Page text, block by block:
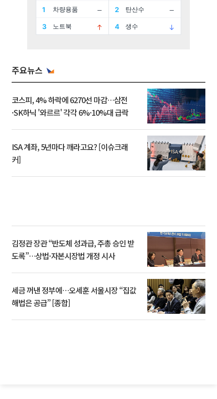
주요뉴스
코스피, 4% 하락에 6270선 마감…삼전
·SK하닉 '와르르' 각각 6%·10%대 급락
ISA 계좌, 5년마다 깨라고요? [이슈크래
커]
김정관 장관 “반도체 성과급, 주총 승인 받
도록”…상법·자본시장법 개정 시사
세금 꺼낸 정부에…오세훈 서울시장 “집값
해법은 공급” [종합]